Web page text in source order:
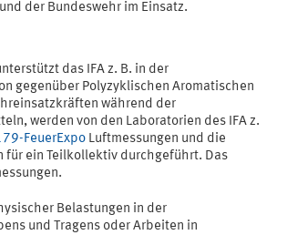
der Bundeswehr im Einsatz.
das IFA z. B. in der
gegenüber Polyzyklischen Aromatischen
während der
werden von den Laboratorien des IFA z.
FeuerExpo Luftmessungen und die
ein Teilkollektiv durchgeführt. Das
Belastungen in der
und Tragens oder Arbeiten in